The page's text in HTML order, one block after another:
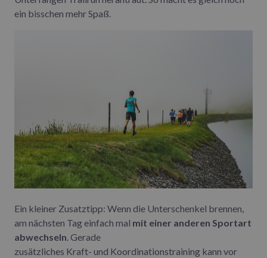
ein bisschen mehr Spaß.
Ein kleiner Zusatztipp: Wenn die Unterschenkel brennen,
am nächsten Tag einfach mal mit einer anderen Sportart
abwechseln. Gerade
zusätzliches Kraft- und Koordinationstraining kann vor